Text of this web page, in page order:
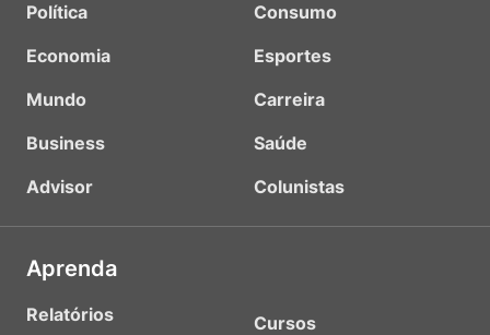
Política
Economia
Mundo
Business
Advisor
Consumo
Esportes
Carreira
Saúde
Colunistas
Aprenda
Relatórios
Cursos